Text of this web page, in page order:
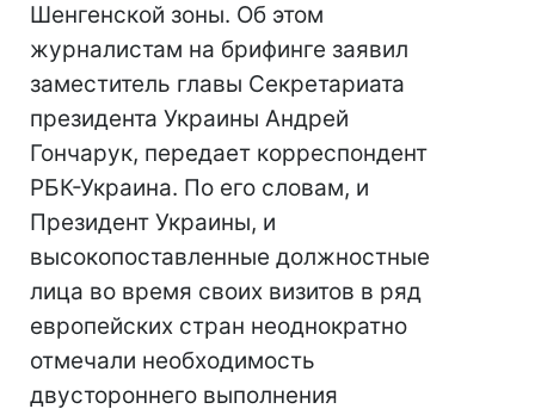
Шенгенской зоны. Об этом
журналистам на брифинге заявил
заместитель главы Секретариата
президента Украины Андрей
Гончарук, передает корреспондент
РБК-Украина. По его словам, и
Президент Украины, и
высокопоставленные должностные
лица во время своих визитов в ряд
европейских стран неоднократно
отмечали необходимость
двустороннего выполнения